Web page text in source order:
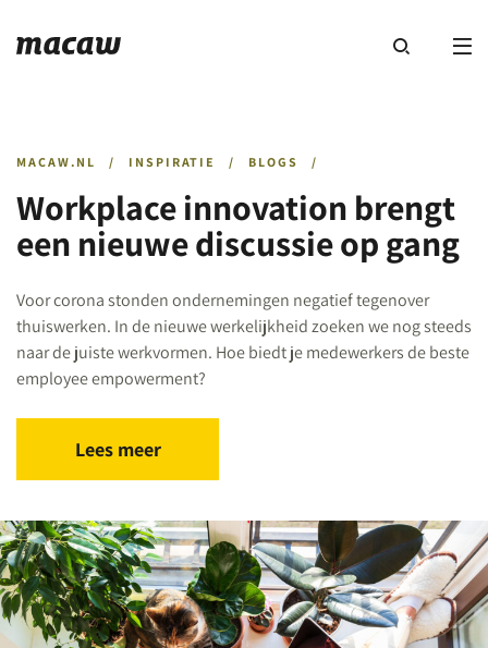
MACAW.NL / INSPIRATIE / BLOGS /
Workplace innovation brengt
een nieuwe discussie op gang
Voor corona stonden ondernemingen negatief tegenover
thuiswerken. In de nieuwe werkelijkheid zoeken we nog steeds
naar de juiste werkvormen. Hoe biedt je medewerkers de beste
employee empowerment?
Lees meer